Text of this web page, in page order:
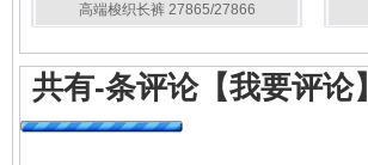
高端梭织长裤 27865/27866
共有-条评论【我要评论】